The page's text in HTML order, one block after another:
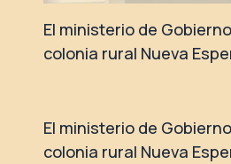
El ministerio de
colonia rural Nueva
El ministerio de
colonia rural Nueva